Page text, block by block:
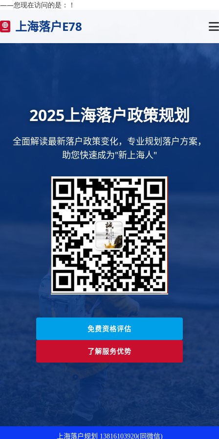
——您现在访问的是： ！